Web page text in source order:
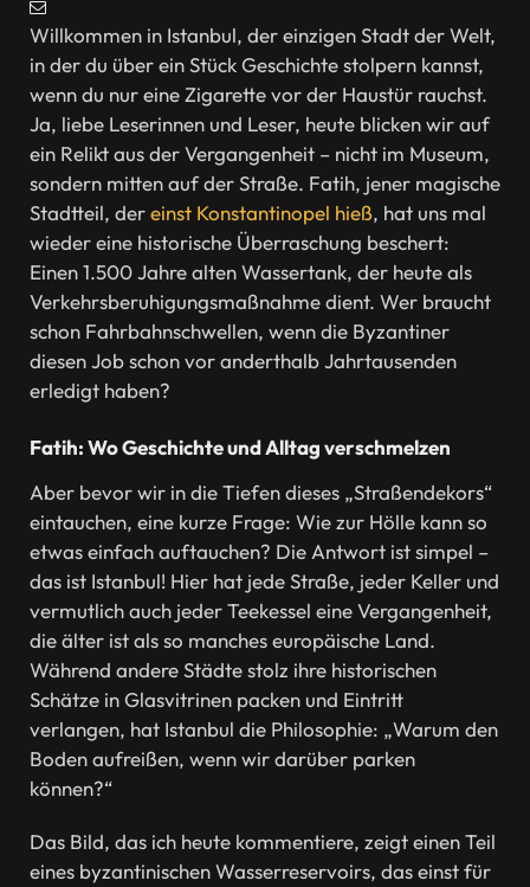
Willkommen in Istanbul, der einzigen Stadt der Welt,
in der du über ein Stück Geschichte stolpern kannst,
wenn du nur eine Zigarette vor der Haustür rauchst.
Ja, liebe Leserinnen und Leser, heute blicken wir auf
ein Relikt aus der Vergangenheit – nicht im Museum,
sondern mitten auf der Straße. Fatih, jener magische
Stadtteil, dereinst Konstantinopel hieß, hat uns mal
wieder eine historische Überraschung beschert:
Einen 1.500 Jahre alten Wassertank, der heute als
Verkehrsberuhigungsmaßnahme dient. Wer braucht
schon Fahrbahnschwellen, wenn die Byzantiner
diesen Job schon vor anderthalb Jahrtausenden
erledigt haben?
Fatih: Wo Geschichte und Alltag verschmelzen
Aber bevor wir in die Tiefen dieses „Straßendekors“
eintauchen, eine kurze Frage: Wie zur Hölle kann so
etwas einfach auftauchen? Die Antwort ist simpel –
das ist Istanbul! Hier hat jede Straße, jeder Keller und
vermutlich auch jeder Teekessel eine Vergangenheit,
die älter ist als so manches europäische Land.
Während andere Städte stolz ihre historischen
Schätze in Glasvitrinen packen und Eintritt
verlangen, hat Istanbul die Philosophie: „Warum den
Boden aufreißen, wenn wir darüber parken
können?“
Das Bild, das ich heute kommentiere, zeigt einen Teil
eines byzantinischen Wasserreservoirs, das einst für